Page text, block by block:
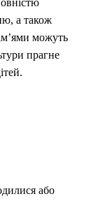
а також
можуть
прагне
або